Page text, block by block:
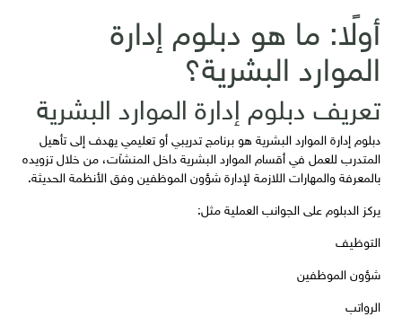
أولًا: ما هو دبلوم إدارة
الموارد البشرية؟
تعريف دبلوم إدارة الموارد البشرية
دبلوم إدارة الموارد البشرية هو برنامج تدريبي أو تعليمي يهدف إلى تأهيل
المتدرب للعمل في أقسام الموارد البشرية داخل المنشآت، من خلال تزويده
بالمعرفة والمهارات اللازمة لإدارة شؤون الموظفين وفق الأنظمة الحديثة.
يركز الدبلوم على الجوانب العملية مثل:
التوظيف
شؤون الموظفين
الرواتب